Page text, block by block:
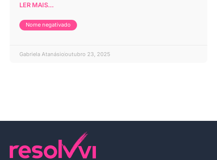
LER MAIS...
Nome negativado
Gabriela Atanásiooutubro 23, 2025